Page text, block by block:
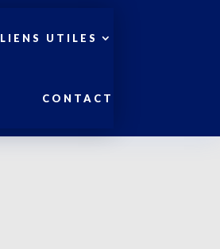
LIENS UTILES
CONTACT